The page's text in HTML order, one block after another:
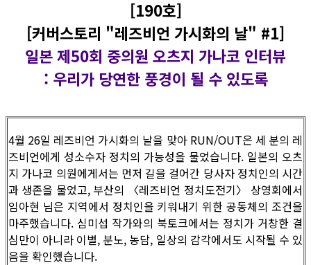
[190호]
[커버스토리 "레즈비언 가시화의 날" #1]
일본 제50회 중의원 오츠지 가나코 인터뷰
: 우리가 당연한 풍경이 될 수 있도록
4월 26일 레즈비언 가시화의 날을 맞아 RUN/OUT은 세 분의 레
즈비언에게 성소수자 정치의 가능성을 물었습니다. 일본의 오츠
지 가나코 의원에게서는 먼저 길을 걸어간 당사자 정치인의 시간
과 생존을 물었고, 부산의 〈레즈비언 정치도전기〉 상영회에서
임아현 님은 지역에서 정치인을 키워내기 위한 공동체의 조건을
마주했습니다. 심미섭 작가와의 북토크에서는 정치가 거창한 결
심만이 아니라 이별, 분노, 농담, 일상의 감각에서도 시작될 수 있
음을 확인했습니다.